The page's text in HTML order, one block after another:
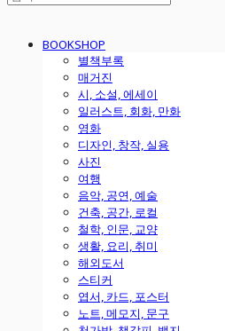
BOOKSHOP
별책부록
매거진
시, 소설, 에세이
일러스트, 회화, 만화
영화
디자인, 창작, 실용
사진
여행
음악, 공연, 예술
건축, 공간, 로컬
철학, 인문, 교양
생활, 요리, 취미
해외도서
스티커
엽서, 카드, 포스터
노트, 메모지, 문구